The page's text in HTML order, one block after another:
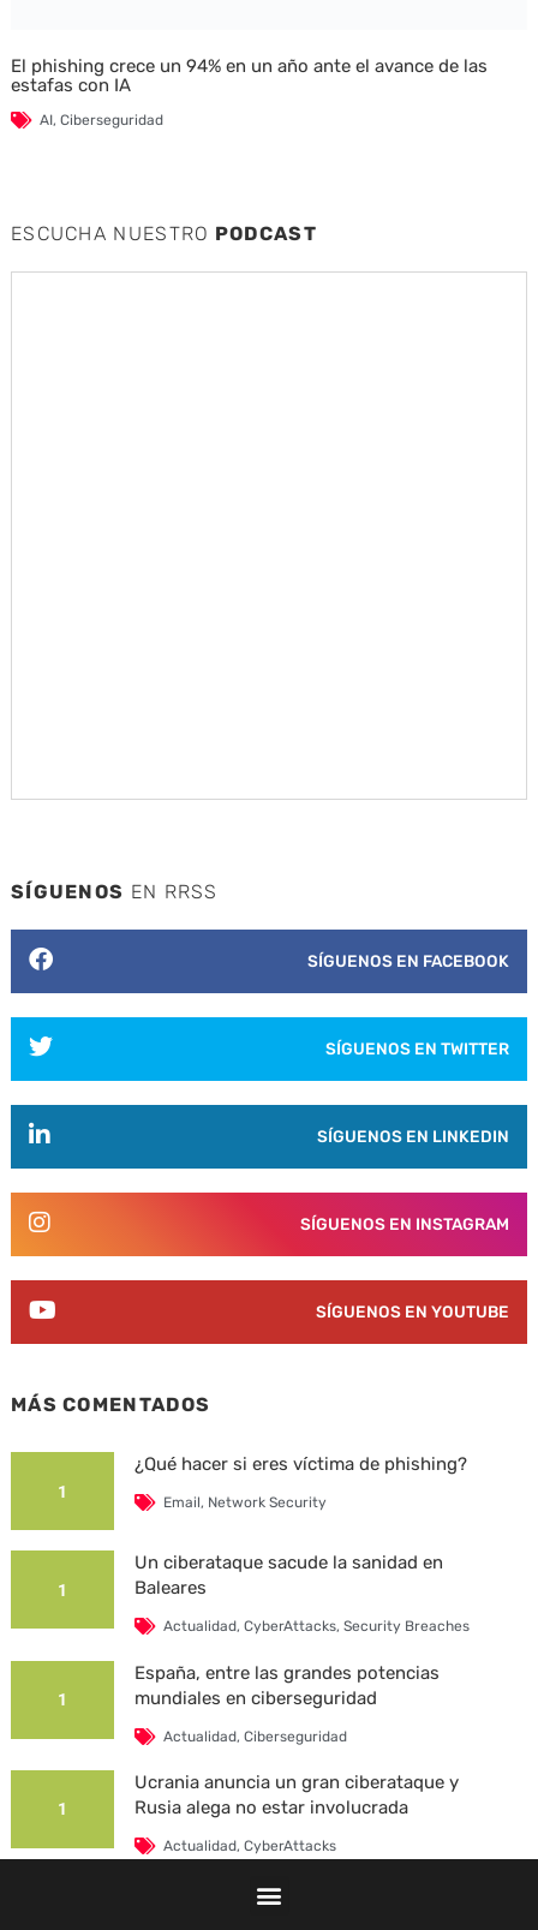
El phishing crece un 94% en un año ante el avance de las
estafas con IA
AI, Ciberseguridad
ESCUCHA NUESTRO PODCAST
SÍGUENOS EN RRSS
SÍGUENOS EN FACEBOOK
SÍGUENOS EN TWITTER
SÍGUENOS EN LINKEDIN
SÍGUENOS EN INSTAGRAM
SÍGUENOS EN YOUTUBE
MÁS COMENTADOS
1
¿Qué hacer si eres víctima de phishing?
Email, Network Security
1
Un ciberataque sacude la sanidad en
Baleares
Actualidad,CyberAttacks,Security Breaches
1
España, entre las grandes potencias
mundiales en ciberseguridad
Actualidad,Ciberseguridad
1
Ucrania anuncia un gran ciberataque y
Rusia alega no estar involucrada
Actualidad,CyberAttacks
La Universidad Autónoma de Barcelona es